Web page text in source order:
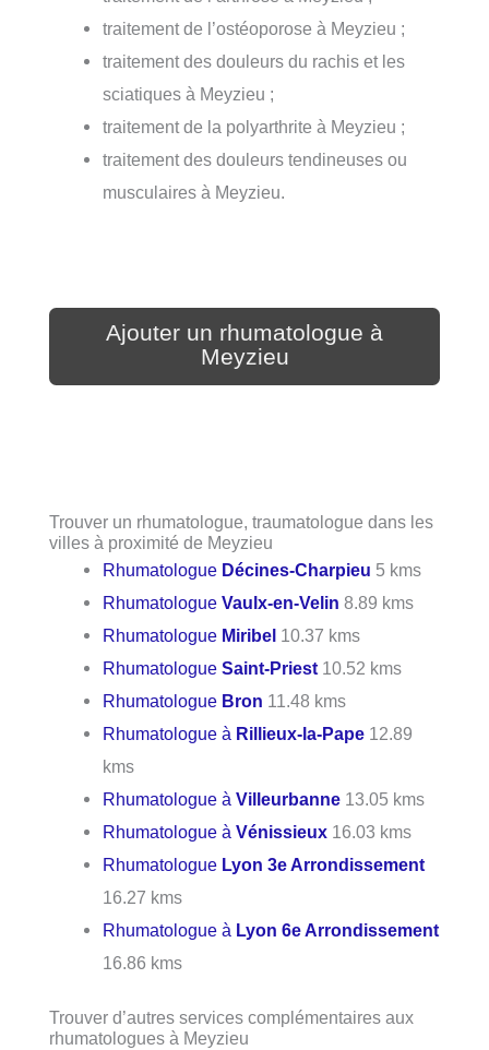
traitement de l’ostéoporose à Meyzieu ;
traitement des douleurs du rachis et les
sciatiques à Meyzieu ;
traitement de la polyarthrite à Meyzieu ;
traitement des douleurs tendineuses ou
musculaires à Meyzieu.
Ajouter un rhumatologue à
Meyzieu
Trouver un rhumatologue, traumatologue dans les
villes à proximité de Meyzieu
Rhumatologue Décines-Charpieu 5 kms
RhumatologueVaulx-en-Velin 8.89 kms
Rhumatologue Miribel 10.37 kms
RhumatologueSaint-Priest 10.52 kms
Rhumatologue Bron 11.48 kms
Rhumatologue à Rillieux-la-Pape 12.89
kms
Rhumatologue àVilleurbanne 13.05 kms
Rhumatologue àVénissieux 16.03 kms
Rhumatologue Lyon 3e Arrondissement
16.27 kms
Rhumatologue à Lyon 6e Arrondissement
16.86 kms
Trouver d’autres services complémentaires aux
rhumatologues à Meyzieu